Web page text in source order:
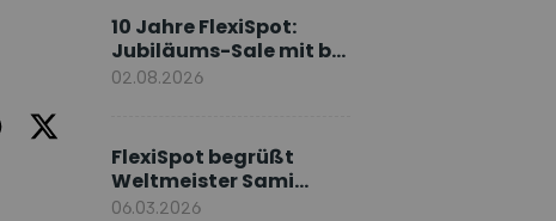
10 Jahre FlexiSpot:
Jubiläums-Sale mit bis
zu 50 % Rabatt
02.08.2026
FlexiSpot begrüßt
Weltmeister Sami
Khedira als
06.03.2026